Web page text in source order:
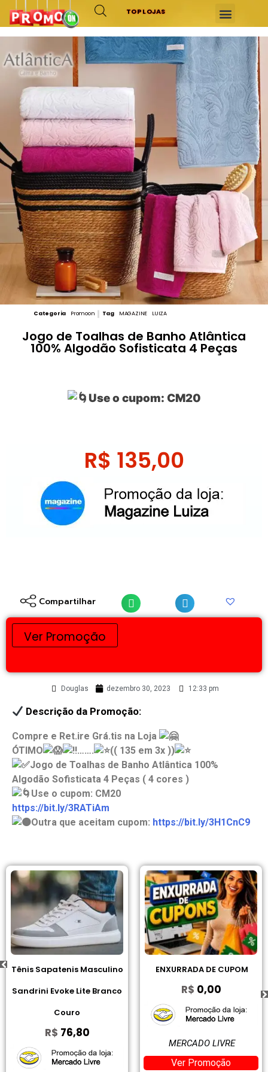
TOP LOJAS
Categoria Promoon Tag MAGAZINE LUIZA
Jogo de Toalhas de Banho Atlântica
100% Algodão Sofisticata 4 Peças
Use o cupom: CM20
R$ 135,00
Compartilhar
Ver Promoção
Douglas dezembro 30, 2023 12:33 pm
Descrição da Promoção:
Compre e Ret.ire Grá.tis na Loja
ÓTIMO
…….
(( 135 em 3x ))
Jogo de Toalhas de Banho Atlântica 100%
Algodão Sofisticata 4 Peças ( 4 cores )
Use o cupom: CM20
https://bit.ly/3RATiAm
Outra que aceitam cupom: https://bit.ly/3H1CnC9
ENXURRADA DE CUPOM
R$0,00
Ver Promoção
I2GO, Fone De Ouvido,
Bluetooth, 20 Horas
de...